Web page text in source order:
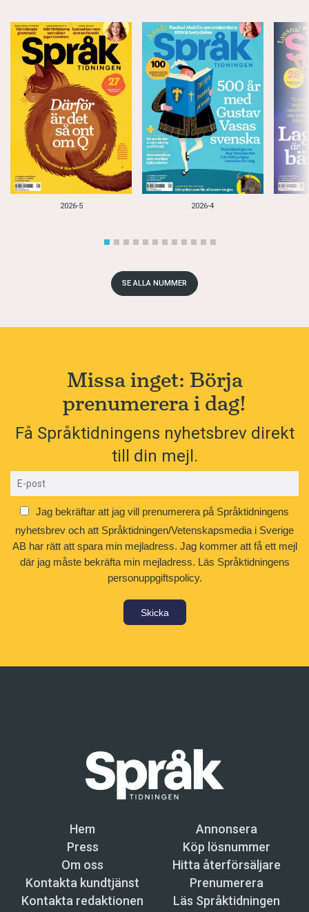
2026-5 2026-4
SE ALLA NUMMER
Missa inget: Börja
prenumerera i dag!
Få Språktidningens nyhetsbrev direkt
till din mejl.
Jag bekräftar att jag vill prenumerera på Språktidningens
nyhetsbrev och att Språktidningen/Vetenskapsmedia i Sverige
AB har rätt att spara min mejladress. Jag kommer att få ett mejl
där jag måste bekräfta min mejladress. Läs Språktidningens
personuppgiftspolicy.
Skicka
Hem
Annonsera
Press
Köp lösnummer
Om oss
Hitta återförsäljare
Kontakta kundtjänst
Prenumerera
Kontakta redaktionen
Läs Språktidningen